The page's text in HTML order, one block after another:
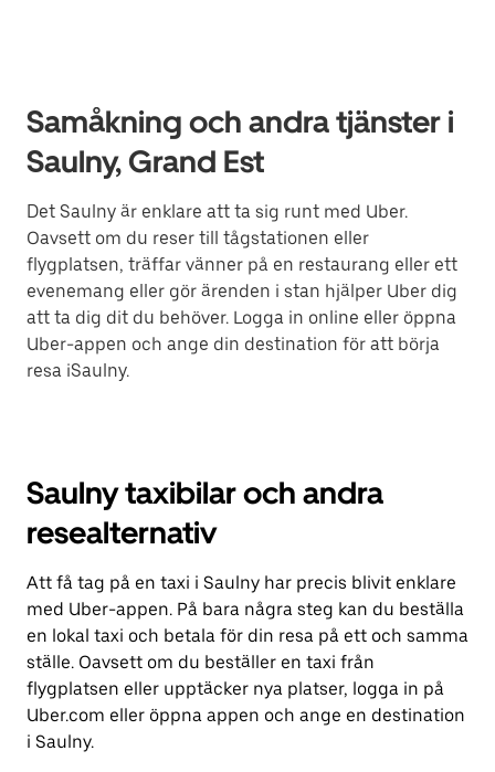
Samåkning och andra tjänster i
Saulny, Grand Est
Det Saulny är enklare att ta sig runt med Uber.
Oavsett om du reser till tågstationen eller
flygplatsen, träffar vänner på en restaurang eller ett
evenemang eller gör ärenden i stan hjälper Uber dig
att ta dig dit du behöver. Logga in online eller öppna
Uber-appen och ange din destination för att börja
resa iSaulny.
Saulny taxibilar och andra
resealternativ
Att få tag på en taxi i Saulny har precis blivit enklare
med Uber-appen. På bara några steg kan du beställa
en lokal taxi och betala för din resa på ett och samma
ställe. Oavsett om du beställer en taxi från
flygplatsen eller upptäcker nya platser, logga in på
Uber.com eller öppna appen och ange en destination
i Saulny.